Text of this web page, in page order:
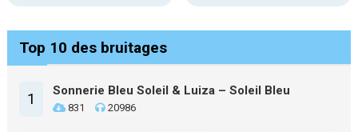
Top 10 des bruitages
1 Sonnerie Bleu Soleil & Luiza – Soleil Bleu
831 20986